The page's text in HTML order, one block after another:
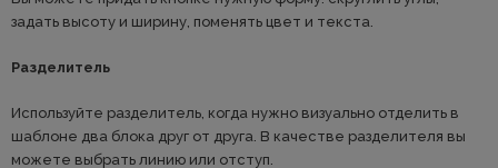
задать высоту и ширину, поменять цвет и текста.
Разделитель
Используйте разделитель, когда нужно визуально отделить в
шаблоне два блока друг от друга. В качестве разделителя вы
можете выбрать линию или отступ.